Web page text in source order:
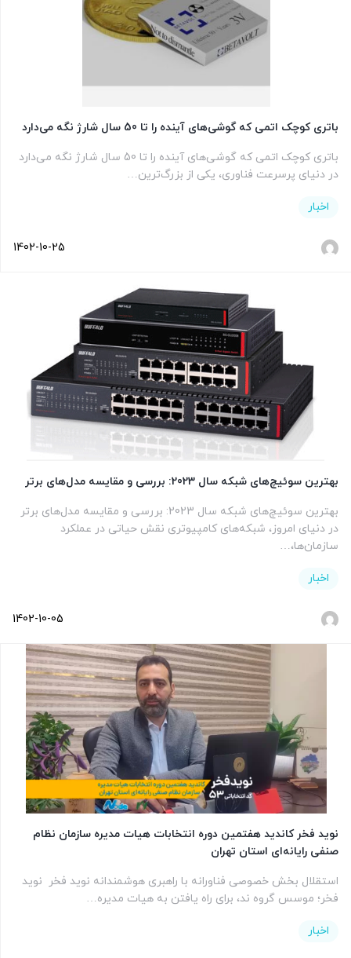
باتری کوچک اتمی که گوشی‌های آینده را تا 50 سال شارژ نگه می‌دارد
باتری کوچک اتمی که گوشی‌های آینده را تا 50 سال شارژ نگه می‌دارد
در دنیای پرسرعت فناوری، یکی از بزرگ‌ترین…
اخبار
1402-10-25
بهترین سوئیچ‌های شبکه سال 2023: بررسی و مقایسه مدل‌های برتر
بهترین سوئیچ‌های شبکه سال 2023: بررسی و مقایسه مدل‌های برتر
در دنیای امروز، شبکه‌های کامپیوتری نقش حیاتی در عملکرد
سازمان‌ها،…
اخبار
1402-10-05
نوید فخر کاندید هفتمین دوره انتخابات هیات مدیره سازمان نظام
صنفی رایانه‌ای استان تهران
استقلال بخش خصوصی فناورانه با راهبری هوشمندانه نوید فخر نوید
فخر؛ موسس گروه ند، برای راه یافتن به هیات مدیره…
اخبار